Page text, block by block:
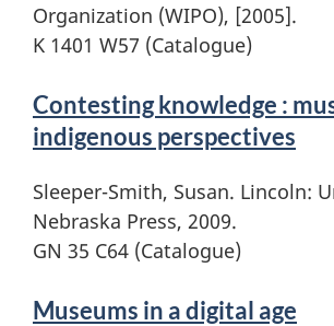
Organization (WIPO), [2005].
K 1401 W57 (Catalogue)
Contesting knowledge :
indigenous perspectives
Sleeper-Smith, Susan. Lincoln:
Nebraska Press, 2009.
GN 35 C64 (Catalogue)
Museums in a digital age